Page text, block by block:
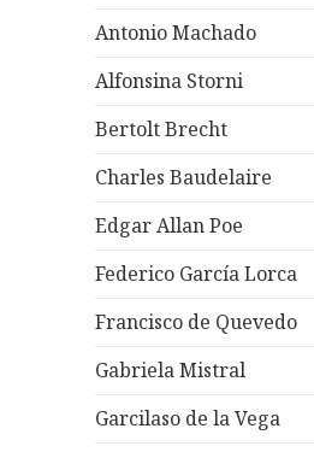
Antonio Machado
Alfonsina Storni
Bertolt Brecht
Charles Baudelaire
Edgar Allan Poe
Federico García Lorca
Francisco de Quevedo
Gabriela Mistral
Garcilaso de la Vega